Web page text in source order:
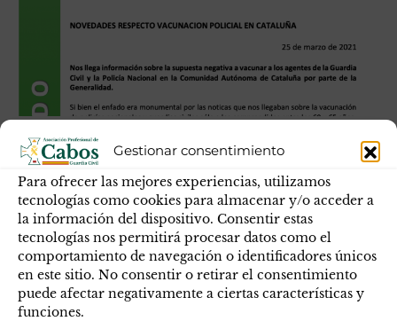
Gestionar consentimiento
Para ofrecer las mejores experiencias, utilizamos
tecnologías como cookies para almacenar y/o acceder a
la información del dispositivo. Consentir estas
tecnologías nos permitirá procesar datos como el
comportamiento de navegación o identificadores únicos
en este sitio. No consentir o retirar el consentimiento
puede afectar negativamente a ciertas características y
funciones.
NOVEDADES RESPECTO VACUNACIÓN
POLICIAL EN CATALUÑA
Nos llega información sobre la supuesta negativa a
vacunar a los agentes de la Guardia Civil y la Policía
Nacional en la Comunidad Autónoma de Cataluña por
parte de la Generalidad.